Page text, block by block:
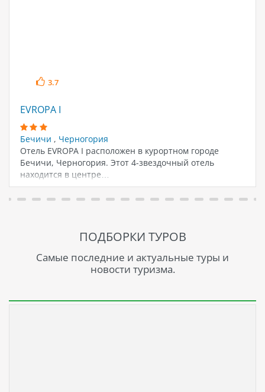
3.7
EVROPA I
Бечичи , Черногория
Отель EVROPA I расположен в курортном городе
Бечичи, Черногория. Этот 4-звездочный отель
находится в центре…
ПОДБОРКИ ТУРОВ
Самые последние и актуальные туры и
новости туризма.